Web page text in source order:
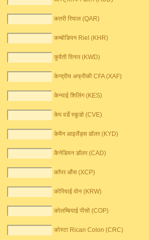
कतरी रियाल (QAR)
कम्बोडियन Riel (KHR)
कुवैती दिनार (KWD)
केन्द्रीय अफ्रीकी CFA (XAF)
केन्याई शिलिंग (KES)
केप वर्डे स्कूडो (CVE)
केमैन आइलैंड्स डॉलर (KYD)
कैनेडियन डॉलर (CAD)
कॉपर औंस (XCP)
कोरियाई वोन (KRW)
कोलम्बियाई पीसो (COP)
कोस्टा Rican Colon (CRC)